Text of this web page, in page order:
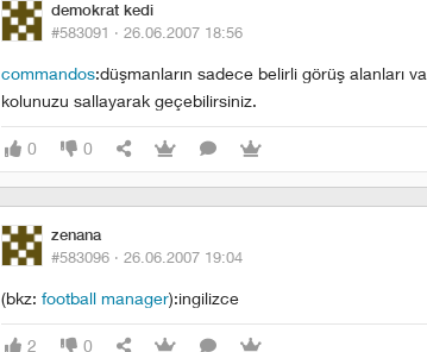
demokrat kedi
#583091 · 26.06.2007 18:56
commandos:düşmanların sadece belirli görüş alanları
kolunuzu sallayarak geçebilirsiniz.
0 0
zenana
#583096 · 26.06.2007 19:04
(bkz: football manager):ingilizce
2 0